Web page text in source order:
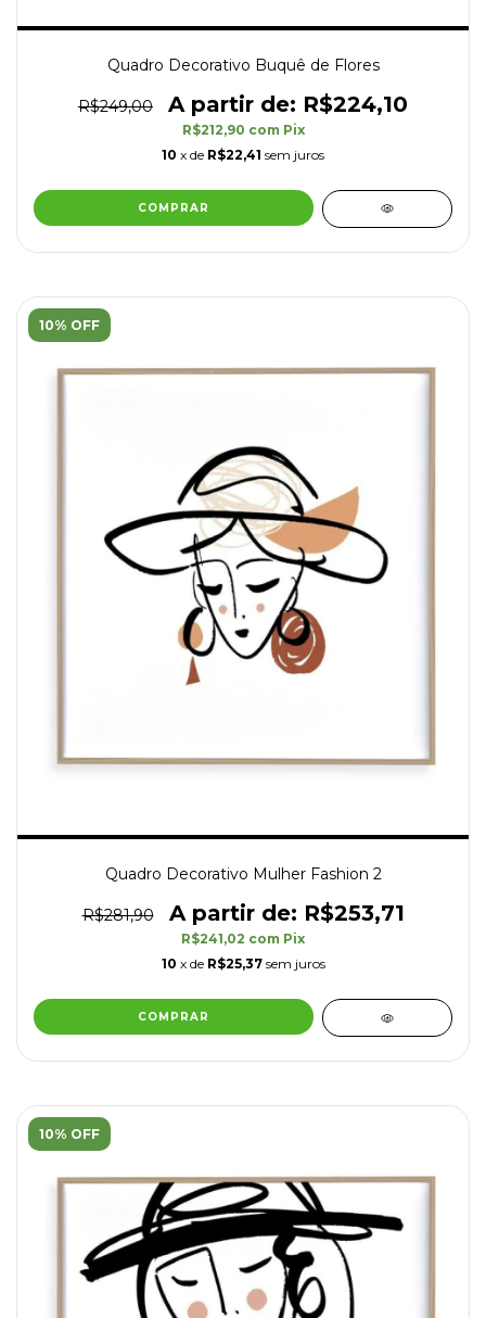
Quadro Decorativo Buquê de Flores
R$249,00 R$224,10
R$212,90 com Pix
10 x de R$22,41 sem juros
COMPRAR
10% OFF
Quadro Decorativo Mulher Fashion 2
R$281,90 R$253,71
R$241,02 com Pix
10 x de R$25,37 sem juros
COMPRAR
10% OFF